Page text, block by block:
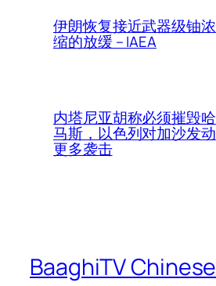
伊朗恢复接近武器级铀浓
缩的放缓 – IAEA
内塔尼亚胡称必须摧毁哈
马斯，以色列对加沙发动
更多袭击
BaaghiTV Chinese